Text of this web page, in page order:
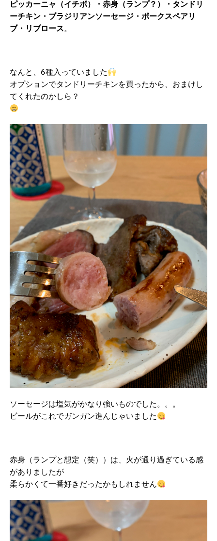
ピッカーニャ（イチボ）・赤身（ランプ？）・タンドリ
ーチキン・ブラジリアンソーセージ・ポークスペアリ
ブ・リブロース。
なんと、6種入っていました
オプションでタンドリーチキンを買ったから、おまけし
てくれたのかしら？
ソーセージは塩気がかなり強いものでした。。。
ビールがこれでガンガン進んじゃいました
赤身（ランプと想定（笑））は、火が通り過ぎている感
がありましたが
柔らかくて一番好きだったかもしれません